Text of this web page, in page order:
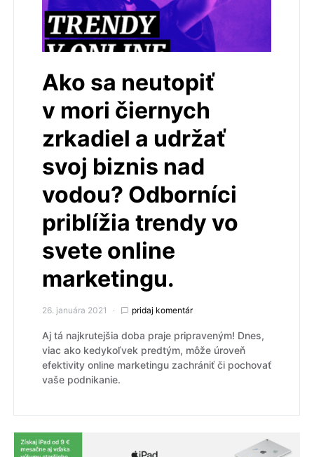
Ako sa neutopiť
v mori čiernych
zrkadiel a udržať
svoj biznis nad
vodou? Odborníci
priblížia trendy vo
svete online
marketingu.
26. januára 2021 pridaj komentár
Aj tá najkrutejšia doba praje pripraveným! Dnes,
viac ako kedykoľvek predtým, môže úroveň
efektivity online marketingu zachrániť či pochovať
vaše podnikanie.